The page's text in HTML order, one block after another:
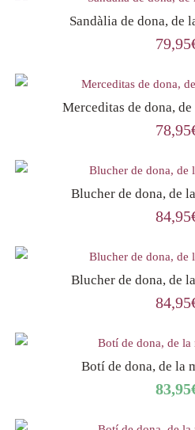
Sandàlia de dona, de
79,95
Merceditas de dona,
78,95
Blucher de dona, de
84,95
Blucher de dona, de
84,95
Botí de dona, de la
83,95